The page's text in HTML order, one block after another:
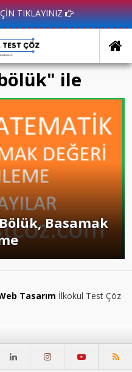
TIKLAYINIZ
ile
Basamak
Tasarım İlkokul Test Çöz